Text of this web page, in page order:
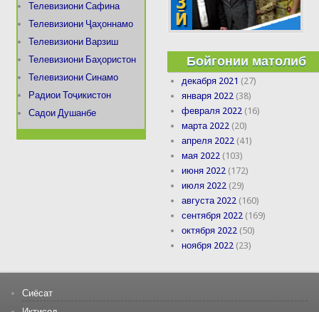
Телевизиони Сафина
Телевизиони Ҷаҳоннамо
Телевизиони Варзиш
Телевизиони Баҳористон
Телевизиони Синамо
Радиои Тоҷикистон
Садои Душанбе
Бойгонии матолиб
декабря 2021 (27)
января 2022 (38)
февраля 2022 (16)
марта 2022 (20)
апреля 2022 (41)
мая 2022 (103)
июня 2022 (172)
июля 2022 (29)
августа 2022 (160)
сентября 2022 (169)
октября 2022 (50)
ноября 2022 (23)
Сиёсат